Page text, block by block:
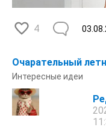
4
Очарательный
Интересные идеи